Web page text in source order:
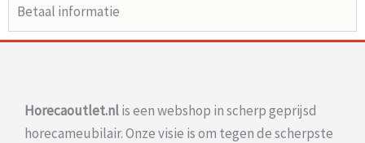
Betaal informatie
Horecaoutlet.nlis een webshop in scherp geprijsd
horecameubilair. Onze visie is om tegen de scherpste